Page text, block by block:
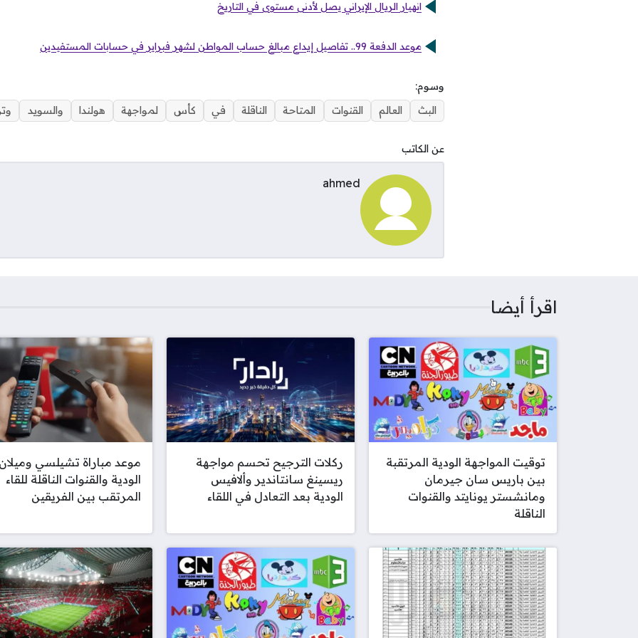
انهيار الريال الإيراني يصل لأدنى مستوى في التاريخ
موعد الدفعة 99.. تفاصيل إيداع مبالغ حساب المواطن لشهر فبراير في حسابات المستفيدين
وسوم:
البث
العالم القنوات المتاحة الناقلة في كأس لمواجهة هولندا والسويد
عن الكاتب
ahmed
اقرأ أيضا
توقيت المواجهة الودية المرتقبة
بين باريس سان جيرمان
ومانشستر يونايتد والقنوات
الناقلة
ركلات الترجيح تحسم مواجهة
ريسينغ سانتاندير وألافيس
الودية بعد التعادل في اللقاء
موعد مباراة تشيلسي
الودية والقنوات الناقلة للقاء
المرتقب بين الفريقين